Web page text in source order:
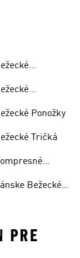
Ponožky
Tričká
Bežecké
PRE